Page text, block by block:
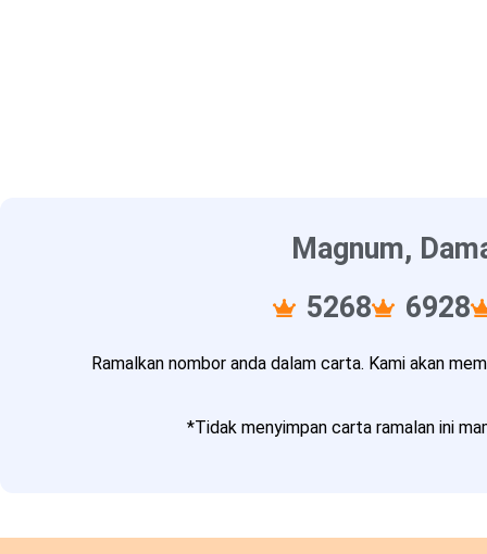
Magnum,
5268
6928
Ramalkan nombor anda dalam carta. Kami akan
*Tidak menyimpan carta ramalan ini